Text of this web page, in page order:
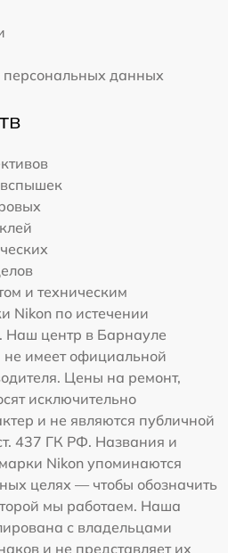
персональных данных
и техническим
Nikon по истечении
Наш центр в Барнауле
не имеет официальной
Цены на ремонт,
исключительно
и не являются публичной
437 ГК РФ. Названия и
Nikon упоминаются
целях — чтобы обозначить
мы работаем. Наша
с владельцами
и не представляет их